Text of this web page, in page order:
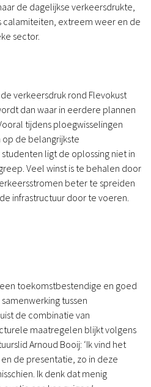
de dagelijkse verkeersdrukte,
calamiteiten, extreem weer en de
sector.
verkeersdruk rond Flevokust
dan waar in eerdere plannen
tijdens ploegwisselingen
de belangrijkste
ligt de oplossing niet in
Veel winst is te behalen door
beter te spreiden
infrastructuur door te voeren.
toekomstbestendige en goed
tussen
de combinatie van
maatregelen blijkt volgens
Arnoud Booij: ‘Ik vind het
de presentatie, zo in deze
Ik denk dat menig